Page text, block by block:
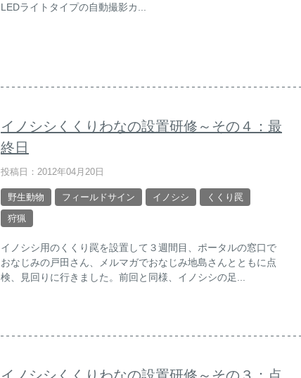
LEDライトタイプの自動撮影カ...
イノシシくくりわなの設置研修～その４：最
終日
投稿日：2012年04月20日
野生動物 フィールドサイン イノシシ
くくり罠
狩猟
イノシシ用のくくり罠を設置して３週間目、ポータルの窓口で
おなじみの戸田さん、メルマガでおなじみ地島さんとともに点
検、見回りに行きました。前回と同様、イノシシの足...